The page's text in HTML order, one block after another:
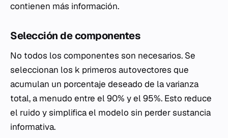
contienen más información.
Selección de componentes
No todos los componentes son necesarios. Se
seleccionan los k primeros autovectores que
acumulan un porcentaje deseado de la varianza
total, a menudo entre el 90% y el 95%. Esto reduce
el ruido y simplifica el modelo sin perder sustancia
informativa.